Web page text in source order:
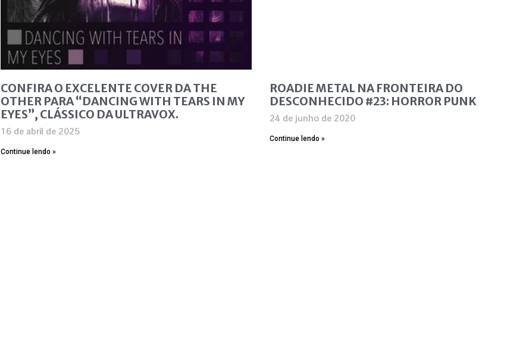
CONFIRA O EXCELENTE COVER DA THE
OTHER PARA “DANCING WITH TEARS IN MY
EYES”, CLÁSSICO DA ULTRAVOX.
16 de abril de 2025
Continue lendo »
ROADIE METAL NA FRONTEIRA DO
DESCONHECIDO #23: HORROR PUNK
24 de junho de 2020
Continue lendo »